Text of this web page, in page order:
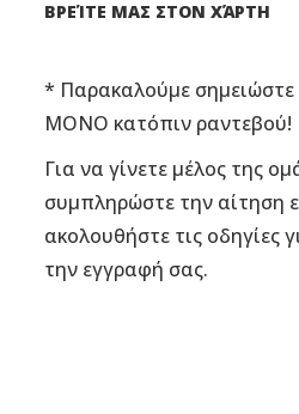
ΓΙΝΕ ΜΟΝΤΕΛΟ
ΠΕΛΑΤΕΣ
ΕΠΙΚΟΙΝΩΝΙΑ
ΒΡΕΊΤΕ ΜΑΣ ΣΤΟΝ ΧΆΡΤΗ
* Παρακαλούμε σημειώστε
ΜΟΝΟ κατόπιν ραντεβού!
Για να γίνετε μέλος της
συμπληρώστε την αίτηση
ακολουθήστε τις οδηγίες
την εγγραφή σας.